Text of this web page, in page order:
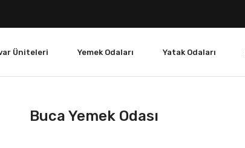
Üniteleri Yemek Odaları Yatak Odaları
Buca Yemek Odası